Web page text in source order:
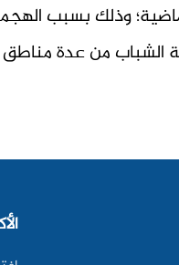
وذلك بسبب
الشباب من عدة